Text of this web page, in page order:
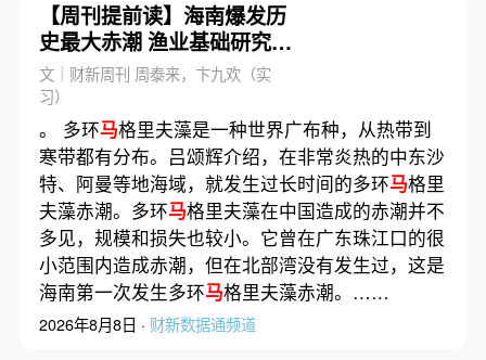
【周刊提前读】海南爆发历
史最大赤潮 渔业基础研究与
防范应对亟待提升
文｜财新周刊 周泰来，卞九欢（实
习）
。 多环马格里夫藻是一种世界广布种，从热带到
寒带都有分布。吕颂辉介绍，在非常炎热的中东沙
特、阿曼等地海域，就发生过长时间的多环马格里
夫藻赤潮。多环马格里夫藻在中国造成的赤潮并不
多见，规模和损失也较小。它曾在广东珠江口的很
小范围内造成赤潮，但在北部湾没有发生过，这是
海南第一次发生多环马格里夫藻赤潮。……
2026年8月8日 · 财新数据通频道